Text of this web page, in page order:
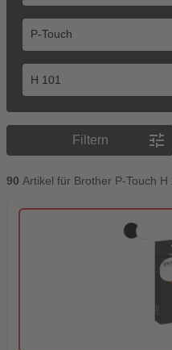
Filtern tune
Preisreihenfolge
90 Artikel für Brother P-Touch